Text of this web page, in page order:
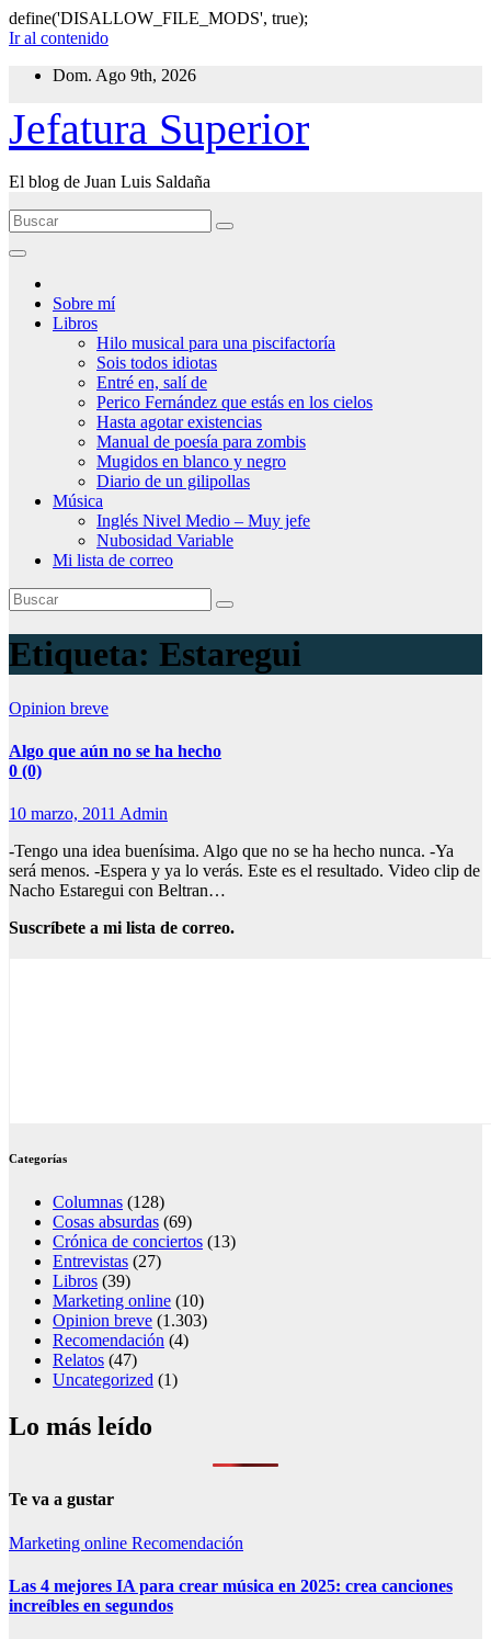
define('DISALLOW_FILE_MODS', true);
Ir al contenido
Dom. Ago 9th, 2026
Jefatura Superior
El blog de Juan Luis Saldaña
Sobre mí
Libros
Hilo musical para una piscifactoría
Sois todos idiotas
Entré en, salí de
Perico Fernández que estás en los cielos
Hasta agotar existencias
Manual de poesía para zombis
Mugidos en blanco y negro
Diario de un gilipollas
Música
Inglés Nivel Medio – Muy jefe
Nubosidad Variable
Mi lista de correo
Etiqueta: Estaregui
Opinion breve
Algo que aún no se ha hecho
0 (0)
10 marzo, 2011 Admin
-Tengo una idea buenísima. Algo que no se ha hecho nunca. -Ya
será menos. -Espera y ya lo verás. Este es el resultado. Video clip de
Nacho Estaregui con Beltran…
Suscríbete a mi lista de correo.
Categorías
Columnas (128)
Cosas absurdas (69)
Crónica de conciertos (13)
Entrevistas (27)
Libros (39)
Marketing online (10)
Opinion breve (1.303)
Recomendación (4)
Relatos (47)
Uncategorized (1)
Lo más leído
Te va a gustar
Marketing online Recomendación
Las 4 mejores IA para crear música en 2025: crea canciones
increíbles en segundos